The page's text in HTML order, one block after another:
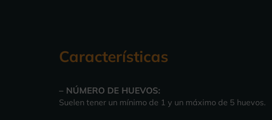
Características
– NÚMERO DE HUEVOS:
Suelen tener un mínimo de 1 y un máximo de 5 huevos.